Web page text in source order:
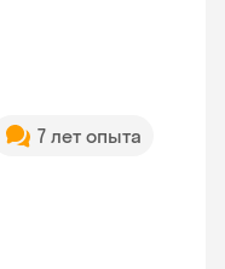
7 лет опыта